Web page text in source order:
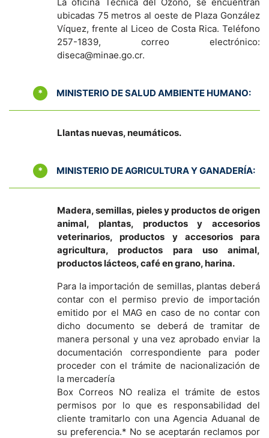
ubicadas 75 metros al oeste de Plaza González
Víquez, frente al Liceo de Costa Rica. Teléfono
257-1839, correo electrónico:
diseca@minae.go.cr.
* MINISTERIO DE SALUD AMBIENTE HUMANO:
Llantas nuevas, neumáticos.
* MINISTERIO DE AGRICULTURA Y GANADERÍA:
Madera, semillas, pieles y productos de origen
animal, plantas, productos y accesorios
veterinarios, productos y accesorios para
agricultura, productos para uso animal,
productos lácteos, café en grano, harina.
Para la importación de semillas, plantas deberá
contar con el permiso previo de importación
emitido por el MAG en caso de no contar con
dicho documento se deberá de tramitar de
manera personal y una vez aprobado enviar la
documentación correspondiente para poder
proceder con el trámite de nacionalización de
la mercadería
Box Correos NO realiza el trámite de estos
permisos por lo que es responsabilidad del
cliente tramitarlo con una Agencia Aduanal de
su preferencia.* No se aceptarán reclamos por